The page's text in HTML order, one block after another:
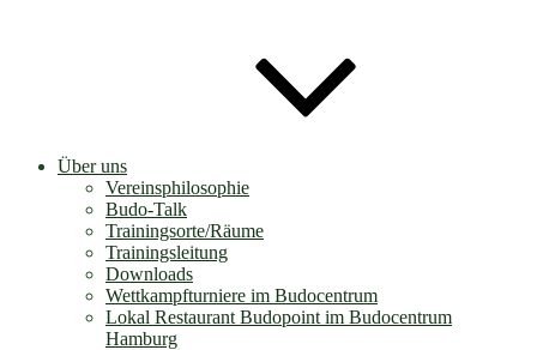
Über uns
Vereinsphilosophie
Budo-Talk
Trainingsorte/Räume
Trainingsleitung
Downloads
Wettkampfturniere im Budocentrum
Lokal Restaurant Budopoint im Budocentrum
Hamburg